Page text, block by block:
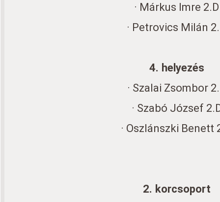
· Márkus Imre 2.D
· Petrovics Milán
4. helyezés
· Szalai Zsombor
· Szabó József
· Oszlánszki Benett
2. korcsoport